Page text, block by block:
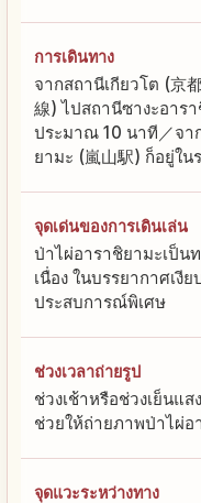
การเดินทาง
จากสถานีเกียวโต (京
線) ไปสถานีซางะอาร
ประมาณ 10 นาที／จา
ยามะ (嵐山駅) ก็อยู่ใน
จุดเด่นของการเดินเล่น
ป่าไผ่อาราชิยามะเป็นท
เนื่อง ในบรรยากาศเงี
ประสบการณ์พิเศษ
ช่วงเวลาถ่ายรูป
ช่วงเช้าหรือช่วงเย็นแ
ช่วยให้ถ่ายภาพป่าไผ่อ
จุดแวะระหว่างทาง